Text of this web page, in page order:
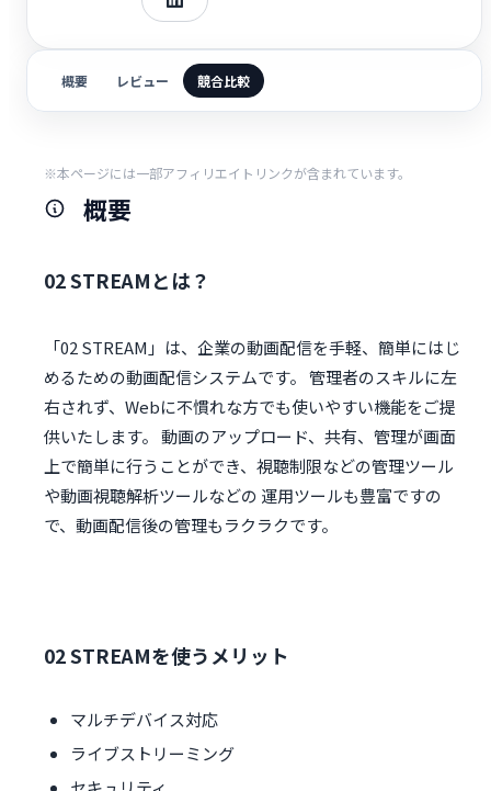
概要 レビュー 競合比較
※本ページには一部アフィリエイトリンクが含まれています。
概要
02 STREAMとは？
「02 STREAM」は、企業の動画配信を手軽、簡単にはじ
めるための動画配信システムです。 管理者のスキルに左
右されず、Webに不慣れな方でも使いやすい機能をご提
供いたします。 動画のアップロード、共有、管理が画面
上で簡単に行うことができ、視聴制限などの管理ツール
や動画視聴解析ツールなどの 運用ツールも豊富ですの
で、動画配信後の管理もラクラクです。
02 STREAMを使うメリット
マルチデバイス対応
ライブストリーミング